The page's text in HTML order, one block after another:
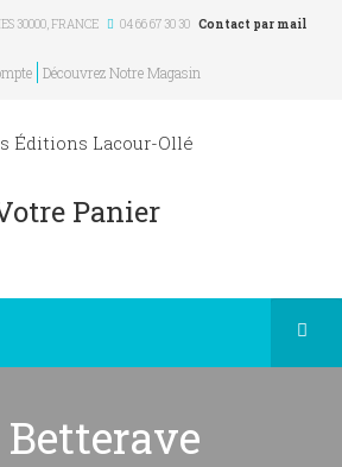
30000,FRANCE 04 66 67 30 30 Contact par mail
Découvrez Notre Magasin
Panier
Betterave